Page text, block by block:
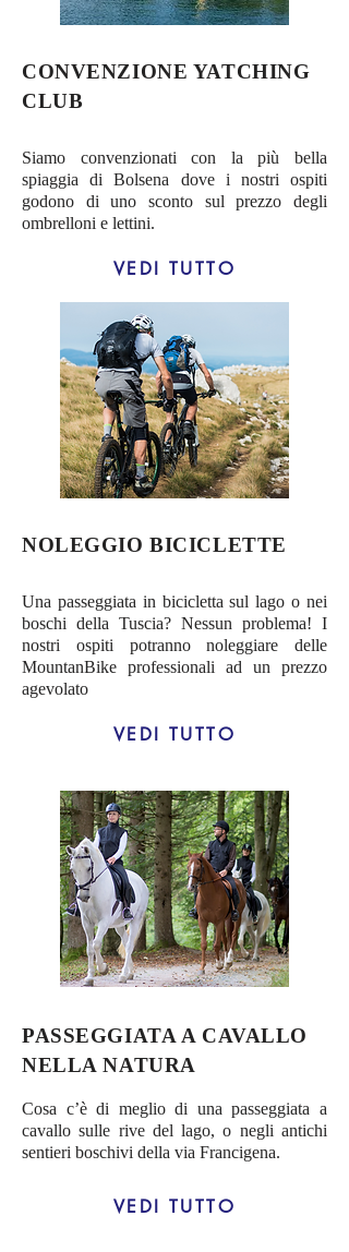
CONVENZIONE YATCHING
CLUB
Siamo convenzionati con la più bella
spiaggia di Bolsena dove i nostri ospiti
godono di uno sconto sul prezzo degli
ombrelloni e lettini.
VEDI TUTTO
NOLEGGIO BICICLETTE
Una passeggiata in bicicletta sul lago o nei
boschi della Tuscia? Nessun problema! I
nostri ospiti potranno noleggiare delle
MountanBike professionali ad un prezzo
agevolato
VEDI TUTTO
PASSEGGIATA A CAVALLO
NELLA NATURA
Cosa c’è di meglio di una passeggiata a
cavallo sulle rive del lago, o negli antichi
sentieri boschivi della via Francigena.
VEDI TUTTO